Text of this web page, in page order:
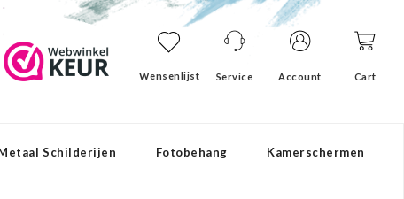
Wensenlijst Service Account Cart
Schilderijen Fotobehang Kamerschermen